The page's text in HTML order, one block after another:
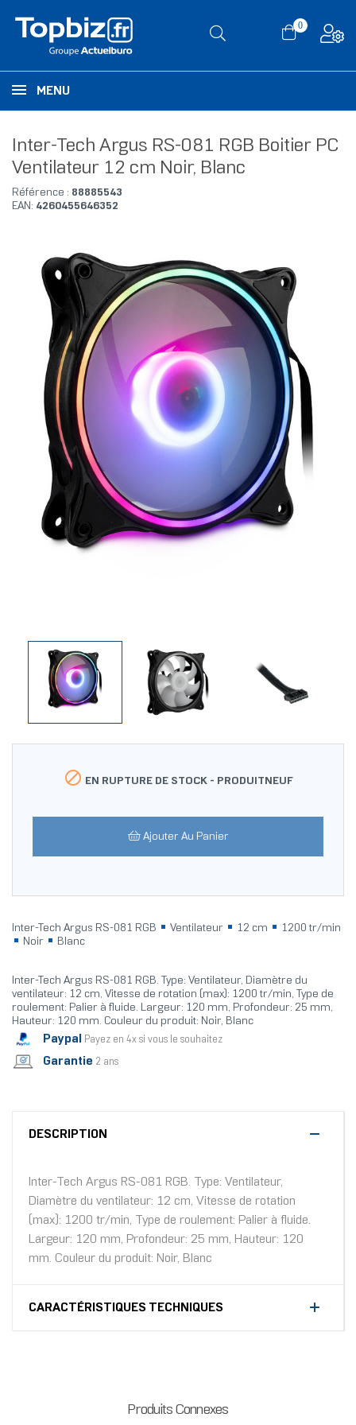
0
MENU
Inter-Tech Argus RS-081 RGB Boitier PC
Ventilateur 12 cm Noir, Blanc
Référence : 88885543
EAN: 4260455646352
 EN RUPTURE DE STOCK - PRODUITNEUF
Ajouter Au Panier
Inter-Tech Argus RS-081 RGB Ventilateur 12 cm
1200 tr/min
Noir
Blanc
Inter-Tech Argus RS-081 RGB. Type: Ventilateur, Diamètre du
ventilateur: 12 cm, Vitesse de rotation (max): 1200 tr/min, Type de
roulement: Palier à fluide. Largeur: 120 mm, Profondeur: 25 mm,
Hauteur: 120 mm. Couleur du produit: Noir, Blanc
Paypal Payez en 4x si vous le souhaitez
Garantie 2 ans
DESCRIPTION
Inter-Tech Argus RS-081 RGB. Type: Ventilateur,
Diamètre du ventilateur: 12 cm, Vitesse de rotation
(max): 1200 tr/min, Type de roulement: Palier à fluide.
Largeur: 120 mm, Profondeur: 25 mm, Hauteur: 120
mm. Couleur du produit: Noir, Blanc
CARACTÉRISTIQUES TECHNIQUES
Produits Connexes